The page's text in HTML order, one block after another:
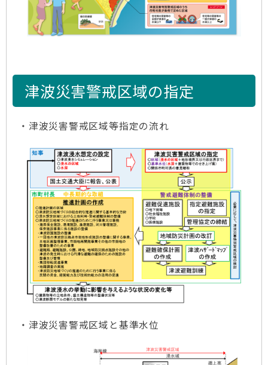
津波災害警戒区域の指定
・津波災害警戒区域等指定の流れ
・津波災害警戒区域と基準水位